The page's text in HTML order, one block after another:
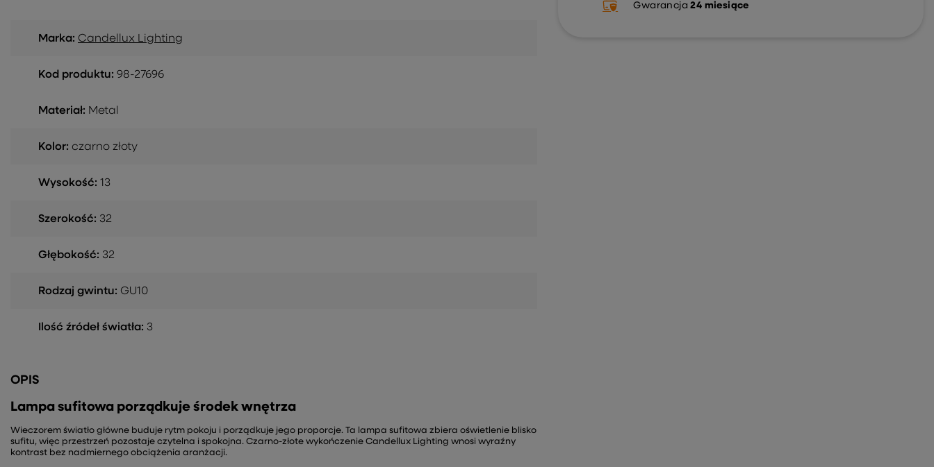
Gwarancja 24 miesiące
Marka: Candellux Lighting
Kod produktu: 98-27696
Materiał: Metal
Kolor: czarno złoty
Wysokość: 13
Szerokość: 32
Głębokość: 32
Rodzaj gwintu: GU10
Ilość źródeł światła: 3
OPIS
Lampa sufitowa porządkuje środek wnętrza
Wieczorem światło główne buduje rytm pokoju i porządkuje jego proporcje. Ta lampa sufitowa zbiera oświetlenie blisko
sufitu, więc przestrzeń pozostaje czytelna i spokojna. Czarno-złote wykończenie Candellux Lighting wnosi wyraźny
kontrast bez nadmiernego obciążenia aranżacji.